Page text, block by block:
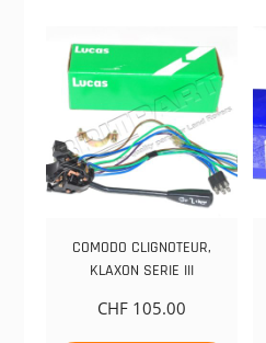
COMODO CLIGNOTEUR,
KLAXON SERIE III
CHF105.00